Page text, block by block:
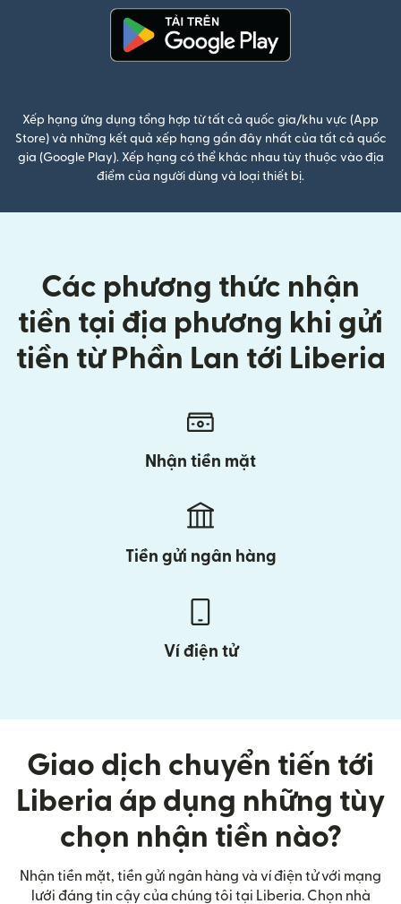
Xếp hạng ứng dụng tổng hợp từ tất cả quốc gia/khu vực (App
Store) và những kết quả xếp hạng gần đây nhất của tất cả quốc
gia (Google Play). Xếp hạng có thể khác nhau tùy thuộc vào địa
điểm của người dùng và loại thiết bị.
Các phương thức nhận
tiền tại địa phương khi gửi
tiền từ Phần Lan tới Liberia
Nhận tiền mặt
Tiền gửi ngân hàng
Ví điện tử
Giao dịch chuyển tiến tới
Liberia áp dụng những tùy
chọn nhận tiền nào?
Nhận tiền mặt, tiền gửi ngân hàng và ví điện tử với mạng
lưới đáng tin cậy của chúng tôi tại Liberia. Chọn nhà